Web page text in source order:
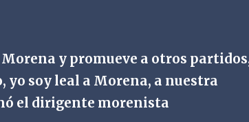
y promueve a otros
yo soy leal a Morena, a nuestra
el dirigente morenista